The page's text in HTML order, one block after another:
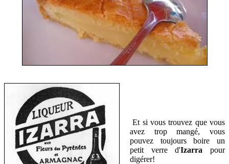
Et si vous trouvez que vous
avez trop mangé, vous
pouvez toujours boire un
petit verre d'Izarra pour
digérer!